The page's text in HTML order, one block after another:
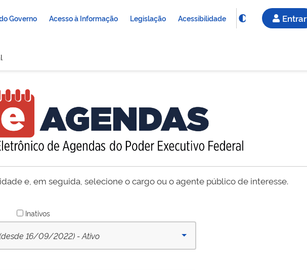
Governo Acesso à Informação Legislação Acessibilidade Entrar
e, em seguida, selecione o cargo ou o agente público de interesse.
Inativos
16/09/2022) - Ativo